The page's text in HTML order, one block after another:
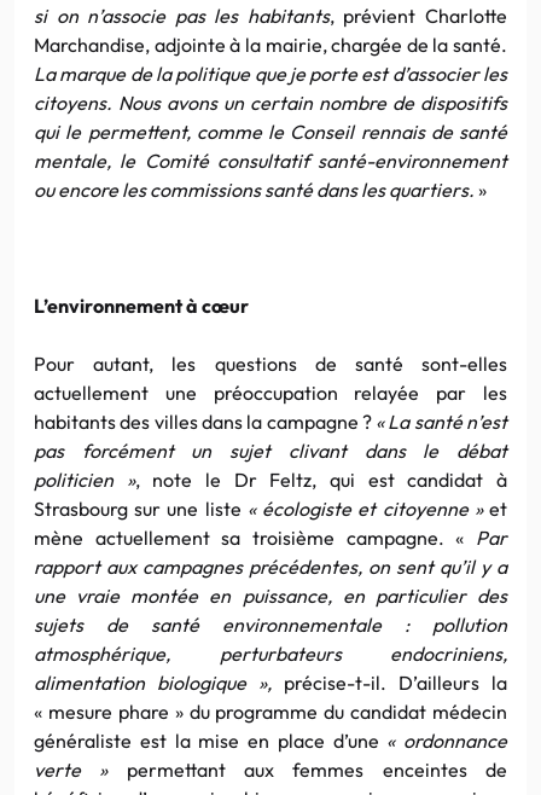
si on n’associe pas les habitants, prévient Charlotte
Marchandise, adjointe à la mairie, chargée de la santé.
La marque de la politique que je porte est d’associer les
citoyens. Nous avons un certain nombre de dispositifs
qui le permettent, comme le Conseil rennais de santé
mentale, le Comité consultatif santé-environnement
ou encore les commissions santé dans les quartiers. »
L’environnement à cœur
Pour autant, les questions de santé sont-elles
actuellement une préoccupation relayée par les
habitants des villes dans la campagne ? «La santé n’est
pas forcément un sujet clivant dans le débat
politicien », note le Dr Feltz, qui est candidat à
Strasbourg sur une liste « écologiste et citoyenne »et
mène actuellement sa troisième campagne. « Par
rapport aux campagnes précédentes, on sent qu’il y a
une vraie montée en puissance, en particulier des
sujets de santé environnementale : pollution
atmosphérique, perturbateurs endocriniens,
alimentation biologique », précise-t-il. D’ailleurs la
« mesure phare » du programme du candidat médecin
généraliste est la mise en place d’une « ordonnance
verte »permettant aux femmes enceintes de